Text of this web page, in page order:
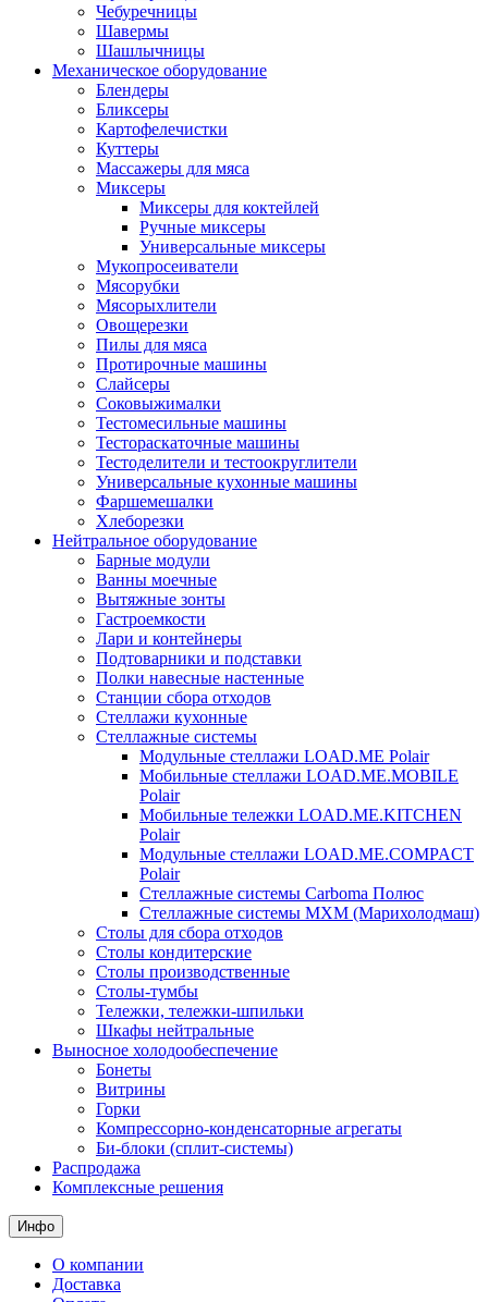
Чебуречницы
Шавермы
Шашлычницы
Механическое оборудование
Блендеры
Бликсеры
Картофелечистки
Куттеры
Массажеры для мяса
Миксеры
Миксеры для коктейлей
Ручные миксеры
Универсальные миксеры
Мукопросеиватели
Мясорубки
Мясорыхлители
Овощерезки
Пилы для мяса
Протирочные машины
Слайсеры
Соковыжималки
Тестомесильные машины
Тестораскаточные машины
Тестоделители и тестоокруглители
Универсальные кухонные машины
Фаршемешалки
Хлеборезки
Нейтральное оборудование
Барные модули
Ванны моечные
Вытяжные зонты
Гастроемкости
Лари и контейнеры
Подтоварники и подставки
Полки навесные настенные
Станции сбора отходов
Стеллажи кухонные
Стеллажные системы
Модульные стеллажи LOAD.ME Polair
Мобильные стеллажи LOAD.ME.MOBILE
Polair
Мобильные тележки LOAD.ME.KITCHEN
Polair
Модульные стеллажи LOAD.ME.COMPACT
Polair
Стеллажные системы Carboma Полюс
Стеллажные системы МХМ (Марихолодмаш)
Столы для сбора отходов
Столы кондитерские
Столы производственные
Столы-тумбы
Тележки, тележки-шпильки
Шкафы нейтральные
Выносное холодообеспечение
Бонеты
Витрины
Горки
Компрессорно-конденсаторные агрегаты
Би-блоки (сплит-системы)
Распродажа
Комплексные решения
Инфо
О компании
Доставка